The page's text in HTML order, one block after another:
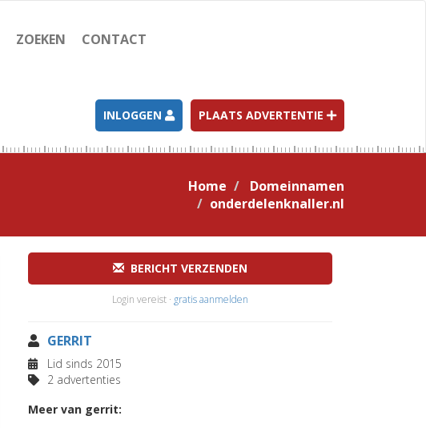
ZOEKEN CONTACT
INLOGGEN PLAATS ADVERTENTIE
Home
Domeinnamen
onderdelenknaller.nl
BERICHT VERZENDEN
Login vereist · gratis aanmelden
GERRIT
Lid sinds 2015
2 advertenties
Meer van gerrit: